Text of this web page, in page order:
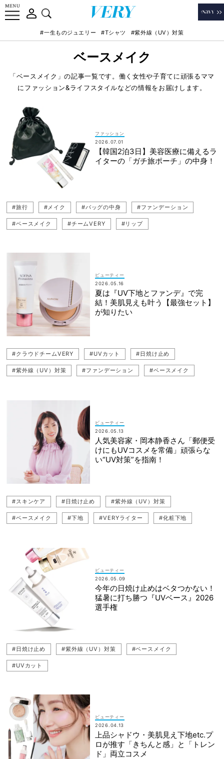
#一生ものジュエリー #Tシャツ #紫外線（UV）対策
ベースメイク
「ベースメイク」の記事一覧です。働く女性や子育てに頑張るママ
にファッション&ライフスタイルなどの情報をお届けします。
ファッション
2026.07.01
【韓国2泊3日】美容医療に備えるラ
イターの「ガチ旅ポーチ」の中身！
#旅行 #メイク #バッグの中身 #ファンデーション
#ベースメイク #チームVERY #リップ
ビューティー
2026.05.16
夏は『UV下地とファンデ』で完
結！美肌見えも叶う【最強セット】
が知りたい
#クラウドチームVERY #UVカット #日焼け止め
#紫外線（UV）対策 #ファンデーション #ベースメイク
ビューティー
2026.05.13
人気美容家・岡本静香さん「郵便受
けにもUVコスメを常備」頑張らな
い“UV対策”を指南！
#スキンケア #日焼け止め #紫外線（UV）対策
#ベースメイク #下地 #VERYライター #化粧下地
ビューティー
2026.05.09
今年の日焼け止めはベタつかない！
猛暑に打ち勝つ『UVベース』2026
選手権
#日焼け止め #紫外線（UV）対策 #ベースメイク
#UVカット
ビューティー
2026.04.13
上品シャドウ・美肌見え下地etc.プ
ロが推す「きちんと感」と「トレン
ド」両立コスメ